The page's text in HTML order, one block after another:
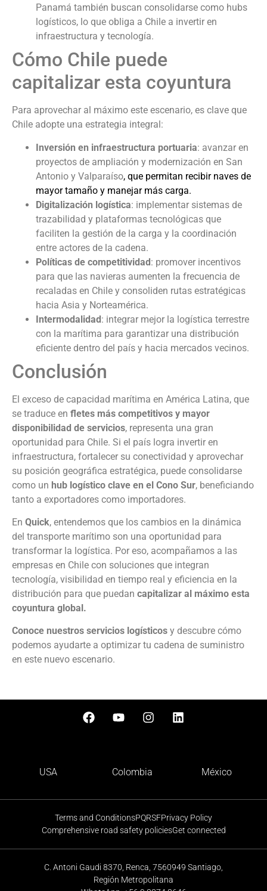
Panamá también buscan consolidarse como hubs
logísticos, lo que obliga a Chile a invertir en
infraestructura y tecnología.
Cómo Chile puede
capitalizar esta coyuntura
Para aprovechar al máximo este escenario, es clave que
Chile adopte una estrategia integral:
Inversión en infraestructura portuaria: avanzar en
proyectos de ampliación y modernización en San
Antonio y Valparaíso, que permitan recibir naves de
mayor tamaño y manejar más carga.
Digitalización logística: implementar sistemas de
trazabilidad y plataformas tecnológicas que
faciliten la gestión de la carga y la coordinación
entre actores de la cadena.
Políticas de competitividad: promover incentivos
para que las navieras aumenten la frecuencia de
recaladas en Chile y consoliden rutas estratégicas
hacia Asia y Norteamérica.
Intermodalidad: integrar mejor la logística terrestre
con la marítima para garantizar una distribución
eficiente dentro del país y hacia mercados vecinos.
Conclusión
El exceso de capacidad marítima en América Latina, que
se traduce en fletes más competitivos y mayor
disponibilidad de servicios, representa una gran
oportunidad para Chile. Si el país logra invertir en
infraestructura, fortalecer su conectividad y aprovechar
su posición geográfica estratégica, puede consolidarse
como un hub logístico clave en el Cono Sur, beneficiando
tanto a exportadores como importadores.
En Quick, entendemos que los cambios en la dinámica
del transporte marítimo son una oportunidad para
transformar la logística. Por eso, acompañamos a las
empresas en Chile con soluciones que integran
tecnología, visibilidad en tiempo real y eficiencia en la
distribución para que puedan capitalizar al máximo esta
coyuntura global.
Conoce nuestros servicios logísticos y descubre cómo
podemos ayudarte a optimizar tu cadena de suministro
en este nuevo escenario.
USA Colombia México
Terms and ConditionsPQRSFPrivacy Policy
Comprehensive road safety policiesGet connected
C. Antoni Gaudi 8370, Renca, 7560949 Santiago,
Región Metropolitana